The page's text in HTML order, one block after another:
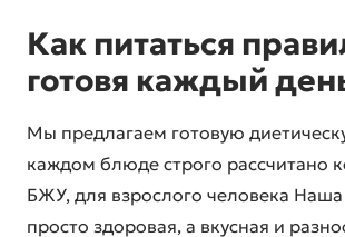
Как питаться
готовя каждый
Мы предлагаем готовую
каждом блюде строго рассчитано
БЖУ, для взрослого человека
просто здоровая, а вкусная и